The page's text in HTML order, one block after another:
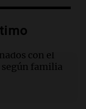
de Desakta2
Tucumán:
con el
según familia